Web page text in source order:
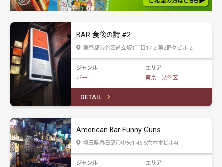
BAR 食後の詩 #2
東京都渋谷区道玄坂1丁目17-2 第2野々ビル 2F
ジャンル
バー
エリア
東京｜ 渋谷区
DETAIL
American Bar Funny Guns
埼玉県春日部市中央1-46-5六本木ビル4F
ジャンル
エリア